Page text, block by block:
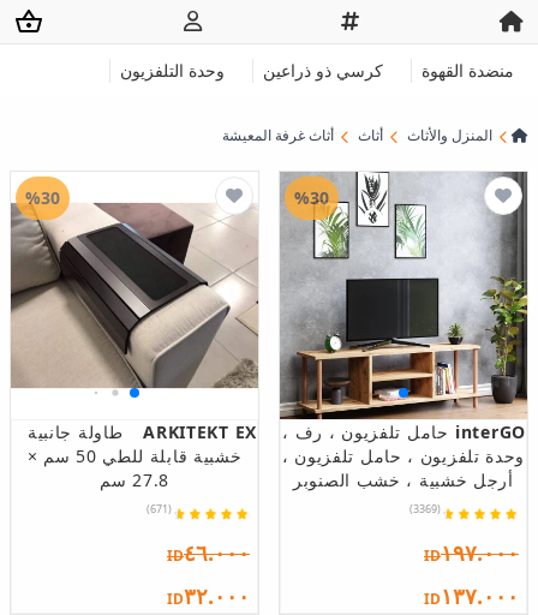
منضدة القهوة كرسي ذو ذراعين وحدة التلفزيون
المنزل والأثاث أثاث أثاث غرفة المعيشة
interGO حامل تلفزيون ، رف ،
وحدة تلفزيون ، حامل تلفزيون ،
أرجل خشبية ، خشب الصنوبر
(3369)
ID١٩٧.٠٠٠
ID١٣٧.٠٠٠
%30
ARKITEKT EX
طاولة جانبية
خشبية قابلة للطي 50 سم ×
27.8 سم
(671)
ID٤٦.٠٠٠
ID٣٢.٠٠٠
%30